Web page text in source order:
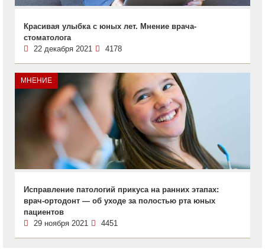
Красивая улыбка с юных лет. Мнение врача-
стоматолога
22 декабря 2021
4178
МНЕНИЕ
Исправление патологий прикуса на ранних этапах:
врач-ортодонт — об уходе за полостью рта юных
пациентов
29 ноября 2021
4451